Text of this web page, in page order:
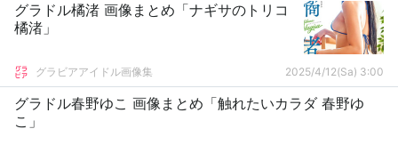
グラドル橘渚 画像まとめ「ナギサのトリコ
橘渚」
グラビアアイドル画像集 2025/4/12(Sa) 3:00
グラドル春野ゆこ 画像まとめ「触れたいカラダ 春野ゆ
こ」